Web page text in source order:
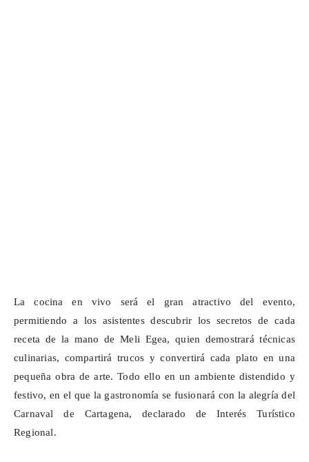
La cocina en vivo será el gran atractivo del evento,
permitiendo a los asistentes descubrir los secretos de cada
receta de la mano de Meli Egea, quien demostrará técnicas
culinarias, compartirá trucos y convertirá cada plato en una
pequeña obra de arte. Todo ello en un ambiente distendido y
festivo, en el que la gastronomía se fusionará con la alegría del
Carnaval de Cartagena, declarado de Interés Turístico
Regional.